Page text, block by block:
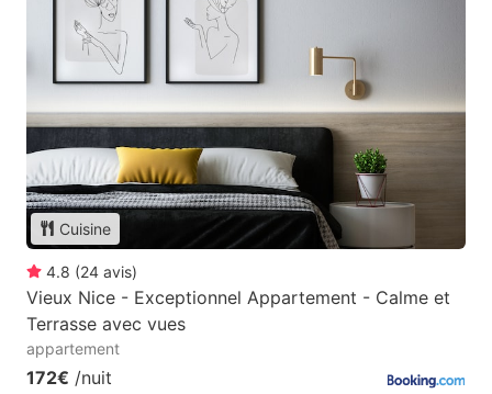
Cuisine
4.8 (24 avis)
Vieux Nice - Exceptionnel Appartement - Calme et
Terrasse avec vues
appartement
172€ /nuit